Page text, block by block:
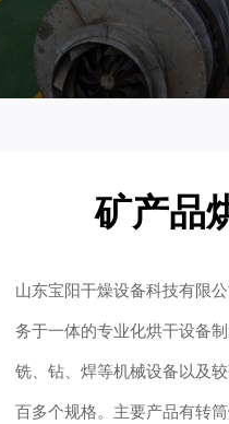
矿产品
山东宝阳干燥设备科技有限
务于一体的专业化烘干设备
铣、钻、焊等机械设备以及
百多个规格。主要产品有转